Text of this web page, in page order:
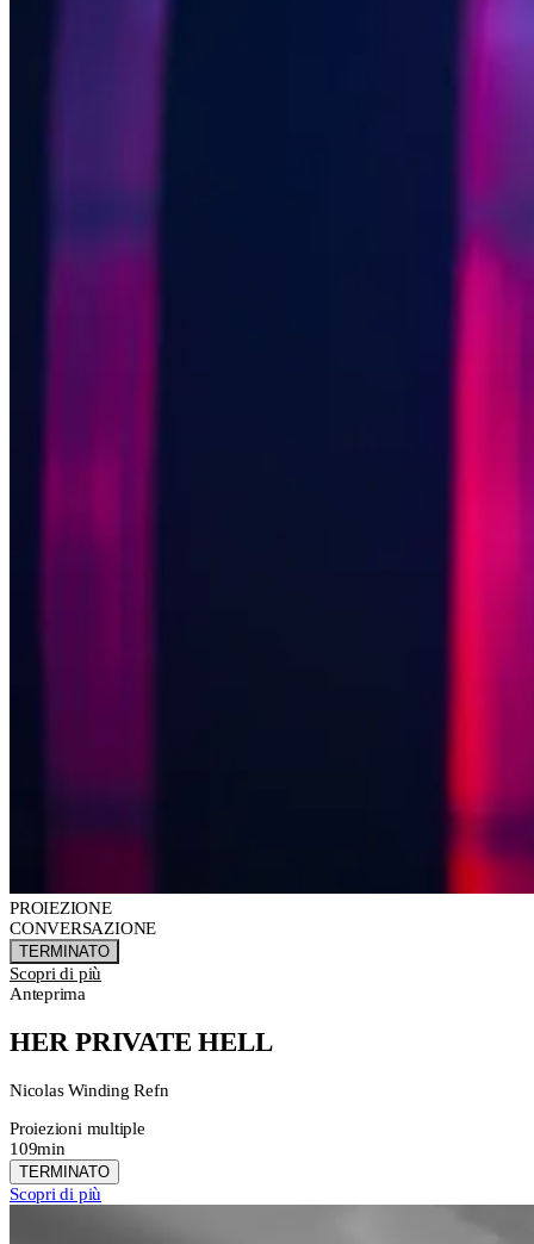
PROIEZIONE
CONVERSAZIONE
TERMINATO
Scopri di più
Anteprima
HER PRIVATE HELL
Nicolas Winding Refn
Proiezioni multiple
109min
TERMINATO
Scopri di più